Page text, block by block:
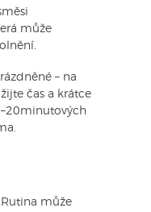
může
– na
čas a krátce
Rutina může